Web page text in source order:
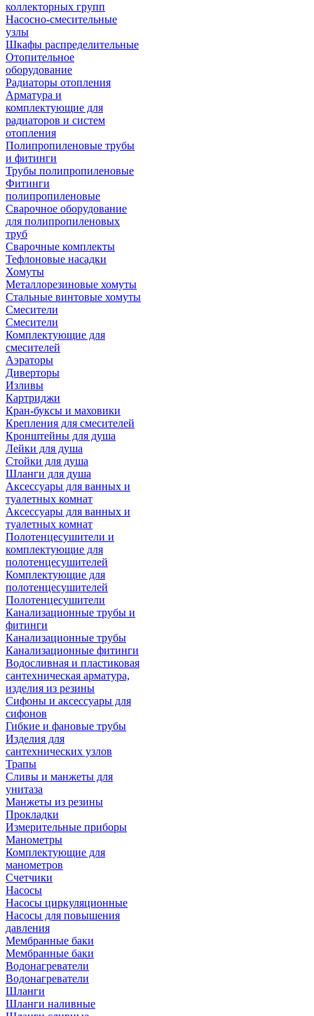
коллекторных групп
Насосно-смесительные
узлы
Шкафы распределительные
Отопительное
оборудование
Радиаторы отопления
Арматура и
комплектующие для
радиаторов и систем
отопления
Полипропиленовые трубы
и фитинги
Трубы полипропиленовые
Фитинги
полипропиленовые
Сварочное оборудование
для полипропиленовых
труб
Сварочные комплекты
Тефлоновые насадки
Хомуты
Металлорезиновые хомуты
Стальные винтовые хомуты
Смесители
Смесители
Комплектующие для
смесителей
Аэраторы
Диверторы
Изливы
Картриджи
Кран-буксы и маховики
Крепления для смесителей
Кронштейны для душа
Лейки для душа
Стойки для душа
Шланги для душа
Аксессуары для ванных и
туалетных комнат
Аксессуары для ванных и
туалетных комнат
Полотенцесушители и
комплектующие для
полотенцесушителей
Комплектующие для
полотенцесушителей
Полотенцесушители
Канализационные трубы и
фитинги
Канализационные трубы
Канализационные фитинги
Водосливная и пластиковая
сантехническая арматура,
изделия из резины
Сифоны и аксессуары для
сифонов
Гибкие и фановые трубы
Изделия для
сантехнических узлов
Трапы
Сливы и манжеты для
унитаза
Манжеты из резины
Прокладки
Измерительные приборы
Манометры
Комплектующие для
манометров
Счетчики
Насосы
Насосы циркуляционные
Насосы для повышения
давления
Мембранные баки
Мембранные баки
Водонагреватели
Водонагреватели
Шланги
Шланги наливные